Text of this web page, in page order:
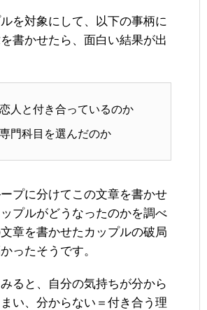
を対象にして、以下の事柄に
書かせたら、面白い結果が出
人と付き合っているのか
門科目を選んだのか
プに分けてこの文章を書かせ
プルがどうなったのかを調べ
章を書かせたカップルの破局
ったそうです。
ると、自分の気持ちが分から
い、分からない＝付き合う理